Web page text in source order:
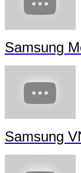
Highlights
Samsung
Opening